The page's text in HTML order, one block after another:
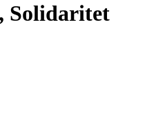
Solidaritet